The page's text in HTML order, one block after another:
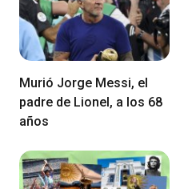
Murió Jorge Messi, el
padre de Lionel, a los 68
años